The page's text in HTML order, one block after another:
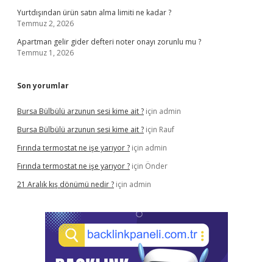
Yurtdışından ürün satın alma limiti ne kadar ?
Temmuz 2, 2026
Apartman gelir gider defteri noter onayı zorunlu mu ?
Temmuz 1, 2026
Son yorumlar
Bursa Bülbülü arzunun sesi kime ait ? için admin
Bursa Bülbülü arzunun sesi kime ait ? için Rauf
Fırında termostat ne işe yarıyor ? için admin
Fırında termostat ne işe yarıyor ? için Önder
21 Aralık kış dönümü nedir ? için admin